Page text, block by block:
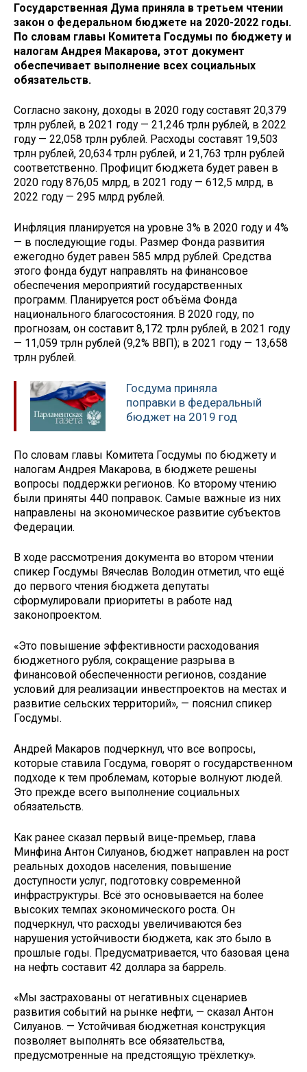
Государственная Дума приняла в третьем чтении
закон о федеральном бюджете на 2020-2022 годы.
По словам главы Комитета Госдумы по бюджету и
налогам Андрея Макарова, этот документ
обеспечивает выполнение всех социальных
обязательств.
Согласно закону, доходы в 2020 году составят 20,379
трлн рублей, в 2021 году — 21,246 трлн рублей, в 2022
году — 22,058 трлн рублей. Расходы составят 19,503
трлн рублей, 20,634 трлн рублей, и 21,763 трлн рублей
соответственно. Профицит бюджета будет равен в
2020 году 876,05 млрд, в 2021 году — 612,5 млрд, в
2022 году — 295 млрд рублей.
Инфляция планируется на уровне 3% в 2020 году и 4%
— в последующие годы. Размер Фонда развития
ежегодно будет равен 585 млрд рублей. Средства
этого фонда будут направлять на финансовое
обеспечения мероприятий государственных
программ. Планируется рост объёма Фонда
национального благосостояния. В 2020 году, по
прогнозам, он составит 8,172 трлн рублей, в 2021 году
— 11,059 трлн рублей (9,2% ВВП); в 2021 году — 13,658
трлн рублей.
Госдума приняла
поправки в федеральный
бюджет на 2019 год
По словам главы Комитета Госдумы по бюджету и
налогам Андрея Макарова, в бюджете решены
вопросы поддержки регионов. Ко второму чтению
были приняты 440 поправок. Самые важные из них
направлены на экономическое развитие субъектов
Федерации.
В ходе рассмотрения документа во втором чтении
спикер Госдумы Вячеслав Володин отметил, что ещё
до первого чтения бюджета депутаты
сформулировали приоритеты в работе над
законопроектом.
«Это повышение эффективности расходования
бюджетного рубля, сокращение разрыва в
финансовой обеспеченности регионов, создание
условий для реализации инвестпроектов на местах и
развитие сельских территорий», — пояснил спикер
Госдумы.
Андрей Макаров подчеркнул, что все вопросы,
которые ставила Госдума, говорят о государственном
подходе к тем проблемам, которые волнуют людей.
Это прежде всего выполнение социальных
обязательств.
Как ранее сказал первый вице-премьер, глава
Минфина Антон Силуанов, бюджет направлен на рост
реальных доходов населения, повышение
доступности услуг, подготовку современной
инфраструктуры. Всё это основывается на более
высоких темпах экономического роста. Он
подчеркнул, что расходы увеличиваются без
нарушения устойчивости бюджета, как это было в
прошлые годы. Предусматривается, что базовая цена
на нефть составит 42 доллара за баррель.
«Мы застрахованы от негативных сценариев
развития событий на рынке нефти, — сказал Антон
Силуанов. — Устойчивая бюджетная конструкция
позволяет выполнять все обязательства,
предусмотренные на предстоящую трёхлетку».